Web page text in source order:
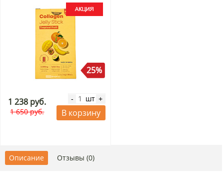
Акция
25%
1 238 руб.
1 650 руб.
- шт +
В корзину
Описание Отзывы (0)